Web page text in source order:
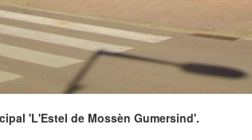
'L'Estel de Mossèn Gumersind'.